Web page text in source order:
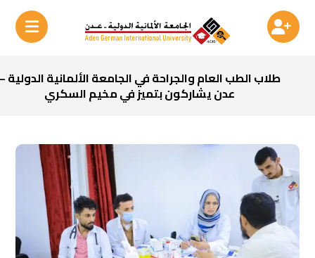
طلاب الطب العام والجراحة في الجامعة الألمانية الدولية
عدن يشاركون بتميز في مخيم السكري